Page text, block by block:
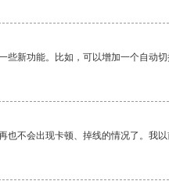
新功能。比如，可以增加一个自动
不会出现卡顿、掉线的情况了。我